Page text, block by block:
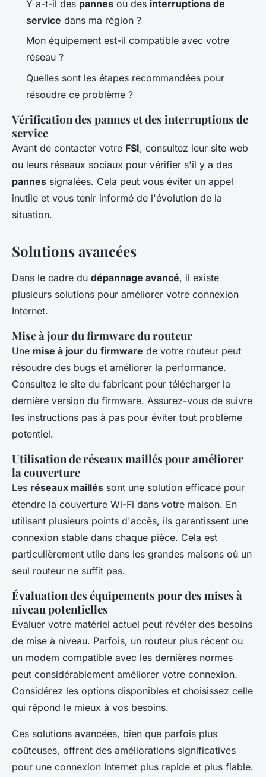
Y a-t-il des pannes ou des interruptions de
service dans ma région ?
Mon équipement est-il compatible avec votre
réseau ?
Quelles sont les étapes recommandées pour
résoudre ce problème ?
Vérification des pannes et des interruptions de
service
Avant de contacter votre FSI, consultez leur site web
ou leurs réseaux sociaux pour vérifier s'il y a des
pannes signalées. Cela peut vous éviter un appel
inutile et vous tenir informé de l'évolution de la
situation.
Solutions avancées
Dans le cadre du dépannage avancé, il existe
plusieurs solutions pour améliorer votre connexion
Internet.
Mise à jour du firmware du routeur
Une mise à jour du firmware de votre routeur peut
résoudre des bugs et améliorer la performance.
Consultez le site du fabricant pour télécharger la
dernière version du firmware. Assurez-vous de suivre
les instructions pas à pas pour éviter tout problème
potentiel.
Utilisation de réseaux maillés pour améliorer
la couverture
Les réseaux maillés sont une solution efficace pour
étendre la couverture Wi-Fi dans votre maison. En
utilisant plusieurs points d'accès, ils garantissent une
connexion stable dans chaque pièce. Cela est
particulièrement utile dans les grandes maisons où un
seul routeur ne suffit pas.
Évaluation des équipements pour des mises à
niveau potentielles
Évaluer votre matériel actuel peut révéler des besoins
de mise à niveau. Parfois, un routeur plus récent ou
un modem compatible avec les dernières normes
peut considérablement améliorer votre connexion.
Considérez les options disponibles et choisissez celle
qui répond le mieux à vos besoins.
Ces solutions avancées, bien que parfois plus
coûteuses, offrent des améliorations significatives
pour une connexion Internet plus rapide et plus fiable.